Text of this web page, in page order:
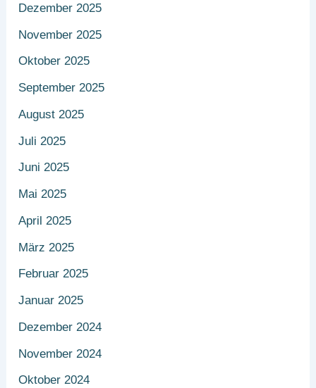
Dezember 2025
November 2025
Oktober 2025
September 2025
August 2025
Juli 2025
Juni 2025
Mai 2025
April 2025
März 2025
Februar 2025
Januar 2025
Dezember 2024
November 2024
Oktober 2024